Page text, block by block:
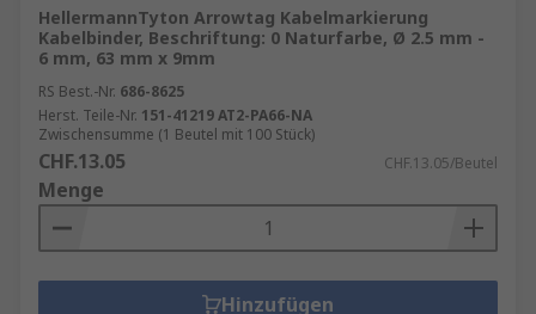
HellermannTyton Arrowtag Kabelmarkierung
Kabelbinder, Beschriftung: 0 Naturfarbe, Ø 2.5 mm -
6 mm, 63 mm x 9mm
RS Best.-Nr. 686-8625
Herst. Teile-Nr. 151-41219 AT2-PA66-NA
Zwischensumme (1 Beutel mit 100 Stück)
CHF.13.05 CHF.13.05/Beutel
Menge
Hinzufügen